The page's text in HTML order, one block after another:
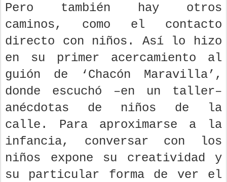
Pero también hay otros
caminos, como el contacto
directo con niños. Así lo hizo
en su primer acercamiento al
guión de ‘Chacón Maravilla’,
donde escuchó –en un taller–
anécdotas de niños de la
calle. Para aproximarse a la
infancia, conversar con los
niños expone su creatividad y
su particular forma de ver el